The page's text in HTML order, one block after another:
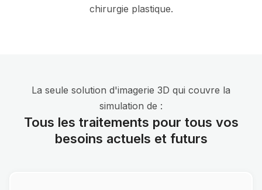
chirurgie plastique.
La seule solution d'imagerie 3D qui couvre la
simulation de :
Tous les traitements pour tous vos
besoins actuels et futurs